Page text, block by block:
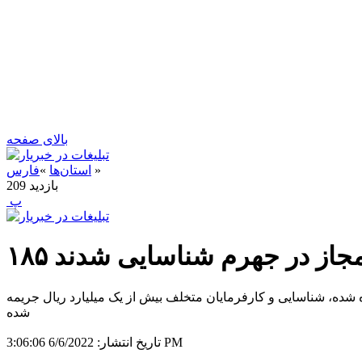
بالای صفحه
استان‌ها »فارس
»
209 بازدید
‍ پ
مجاز در جهرم شناسایی شدند
بازدید بعمل امده که طی آن ۱۸۵ نفر اتباع غیر مجاز به کارگمارده شده، شناسایی و کارفرمایان متخلف بیش از یک میلیارد ریال جریمه
شده
تاریخ انتشار: 6/6/2022 3:06:06 PM